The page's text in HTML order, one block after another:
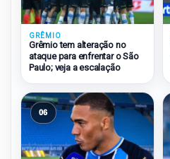
GRÊMIO
Grêmio tem alteração no
ataque para enfrentar o São
Paulo; veja a escalação
06